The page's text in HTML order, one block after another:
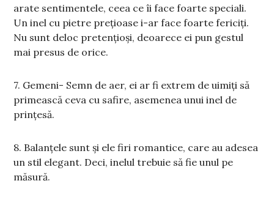
arate sentimentele, ceea ce îi face foarte speciali.
Un inel cu pietre prețioase i-ar face foarte fericiți.
Nu sunt deloc pretențioși, deoarece ei pun gestul
mai presus de orice.
7. Gemeni- Semn de aer, ei ar fi extrem de uimiți să
primească ceva cu safire, asemenea unui inel de
prințesă.
8. Balanțele sunt și ele firi romantice, care au adesea
un stil elegant. Deci, inelul trebuie să fie unul pe
măsură.